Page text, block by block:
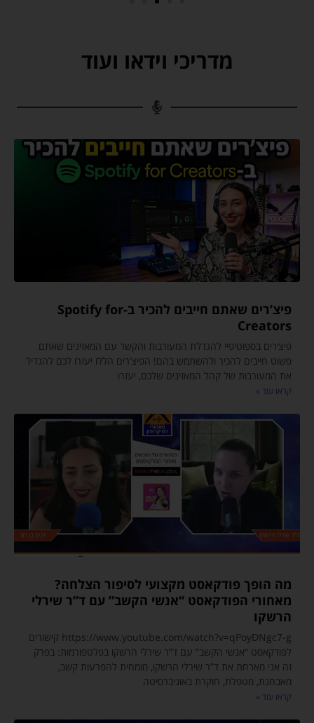
מדריכי וידאו ועוד
פיצ’רים שאתם חייבים להכיר ב-Spotify for
Creators
פיצ׳רים בספוטיפיי להגדלת המעורבות והקשר עם המאזינים שאתם
פשוט חייבים להכיר ולהשתמש בהם! הפיצ’רים הללו יעזרו לכם להגדיל
את המעורבות של קהל המאזינים שלכם, יעזרו
קראו עוד »
מה הופך פודקאסט מקצועי לסיפור הצלחה?
מאחורי הפודקאסט “אנשי הקשב” עם ד”ר שירלי
הרשקו
https://www.youtube.com/watch?v=qPoyDNgc7-g קישורים
לפודקאסט “אנשי הקשב” עם ד”ר שירלי הרשקו בפלטפורמות: בפרק
זה אני מארחת את ד”ר שירלי הרשקו, מומחית להפרעות קשב,
מאבחנת, מטפלת, חוקרת באוניברסיטה
קראו עוד »